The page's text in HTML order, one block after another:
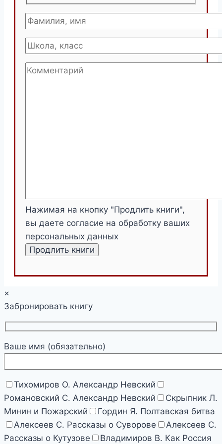
Нажимая на кнопку "Продлить книги",
вы даете согласие на обработку ваших
персональных данных
×
Забронировать книгу
Ваше имя (обязательно)
Тихомиров О. Александр Невский
Романовский С. Александр Невский
Скрыпник Л.
Минин и Пожарский
Гордин Я. Полтавская битва
Алексеев С. Рассказы о Суворове
Алексеев С.
Рассказы о Кутузове
Владимиров В. Как Россия